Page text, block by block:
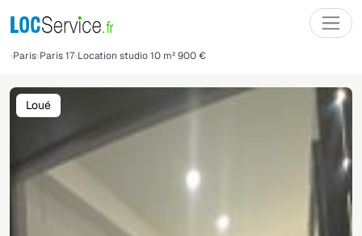
Paris Paris 17 Location studio 10 m² 900 €
Loué